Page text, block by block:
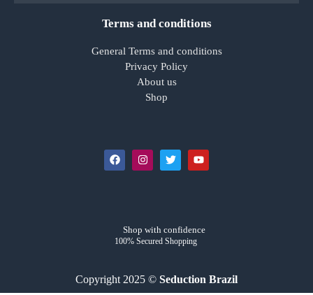
Terms and conditions
General Terms and conditions
Privacy Policy
About us
Shop
Shop with confidence
100% Secured Shopping
Copyright 2025 © Seduction Brazil